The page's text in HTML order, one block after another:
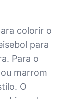
colorir o
para
Para o
marrom
O